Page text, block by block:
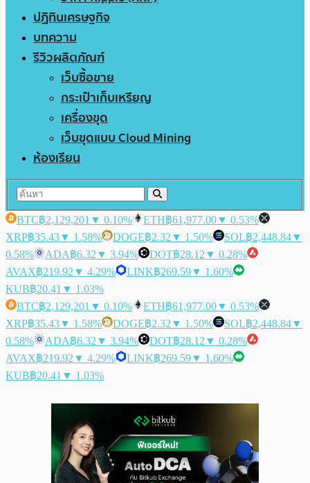
ปฏิทินเศรษฐกิจ
บทความ
รีวิวผลิตภัณฑ์
เว็บซื้อขาย
กระเป๋าเก็บเหรียญ
เครื่องขุด
เว็บขุดแบบ Cloud Mining
ห้องเรียน
BTC฿2,129,201 ▼ 0.10% ETH฿61,977.00▼ 0.53%
XRP฿35.43▼ 1.58% DOGE฿2.32 ▼ 1.50% SOL฿2,448.84▼
0.58%
ADA฿6.32 ▼ 3.94% DOT฿28.12 ▼ 0.28%
AVAX฿219.92 ▼ 4.29% LINK฿269.59▼ 1.60%
KUB฿20.41 ▼ 1.03%
BTC฿2,129,201 ▼ 0.10% ETH฿61,977.00▼ 0.53%
XRP฿35.43▼ 1.58% DOGE฿2.32 ▼ 1.50% SOL฿2,448.84▼
0.58%
ADA฿6.32 ▼ 3.94% DOT฿28.12 ▼ 0.28%
AVAX฿219.92 ▼ 4.29% LINK฿269.59▼ 1.60%
KUB฿20.41 ▼ 1.03%